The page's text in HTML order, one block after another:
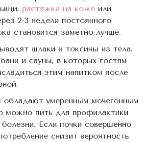
растяжки на коже или
2-3 недели постоянного
становится заметно лучше.
шлаки и токсины из тела.
и сауны, в которых гостям
этим напитком после
обладают умеренным мочегонным
можно пить для профилактики
Если почки совершенно
снизит вероятность